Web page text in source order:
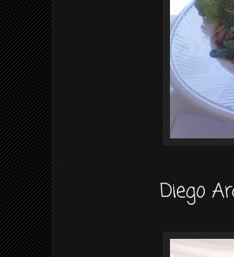
Diego